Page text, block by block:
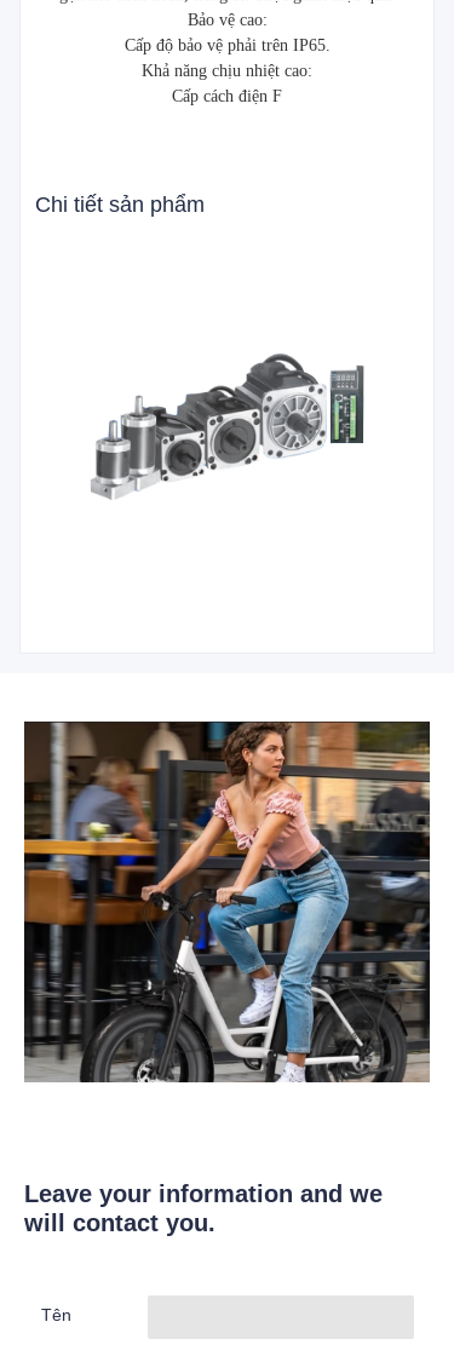
Bảo vệ cao:
Cấp độ bảo vệ phải trên IP65.
Khả năng chịu nhiệt cao:
Cấp cách điện F
Chi tiết sản phẩm
Leave your information and we
will contact you.
Tên